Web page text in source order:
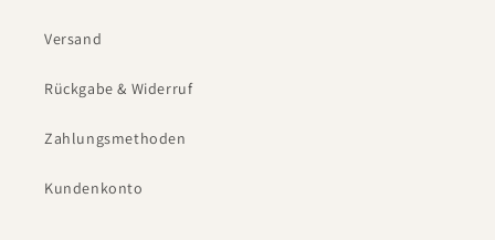
Versand
Rückgabe & Widerruf
Zahlungsmethoden
Kundenkonto